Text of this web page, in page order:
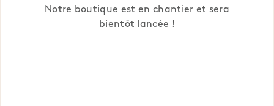
Notre boutique est en chantier et sera
bientôt lancée !